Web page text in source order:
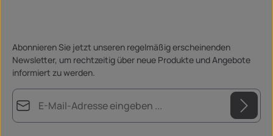
Abonnieren Sie jetzt unseren regelmäßig erscheinenden
Newsletter, um rechtzeitig über neue Produkte und Angebote
informiert zu werden.
E-Mail-Adresse*